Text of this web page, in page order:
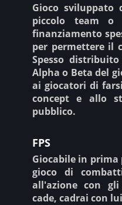
Gioco sviluppato
piccolo team
finanziamento
per permettere il
Spesso
Alpha o Beta del
ai giocatori di
concept e allo
pubblico.
FPS
Giocabile in
gioco di
all'azione con
cade, cadrai con